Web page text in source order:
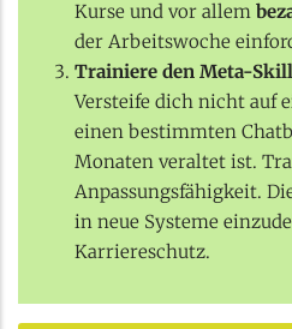
Kurse und vor allem
der Arbeitswoche
Trainiere den Meta-
Versteife dich nicht auf
einen bestimmten
Monaten veraltet ist.
Anpassungsfähigkeit.
in neue Systeme
Karriereschutz.